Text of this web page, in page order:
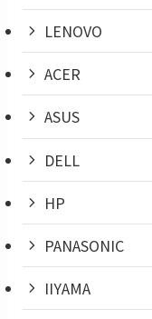
LENOVO
ACER
ASUS
DELL
HP
PANASONIC
IIYAMA